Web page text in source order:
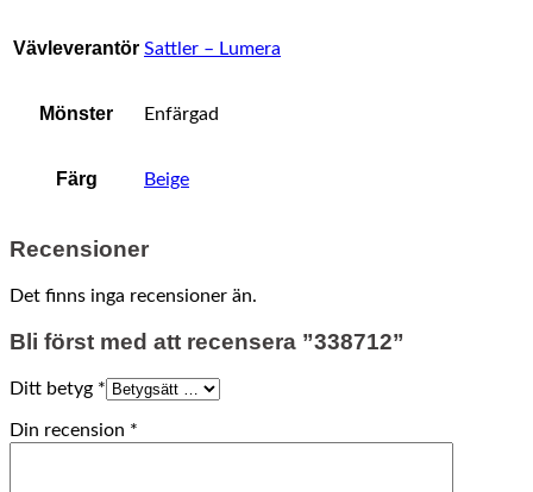
Vävleverantör Sattler – Lumera
Mönster Enfärgad
Färg Beige
Recensioner
Det finns inga recensioner än.
Bli först med att recensera ”338712”
Ditt betyg *
Din recension *